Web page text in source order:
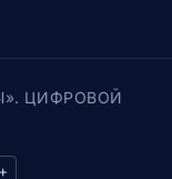
ЦИФРОВОЙ